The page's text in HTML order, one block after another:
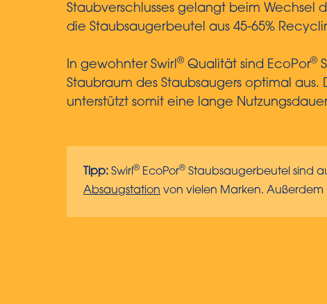
Staubverschlusses gelangt beim Wechsel
die Staubsaugerbeutel aus 45-65%
In gewohnter Swirl® Qualität sind EcoPor®
Staubraum des Staubsaugers optimal
unterstützt somit eine lange
Tipp: Swirl ® EcoPor® Staubsaugerbeutel sind
Absaugstation von vielen Marken. Außerdem